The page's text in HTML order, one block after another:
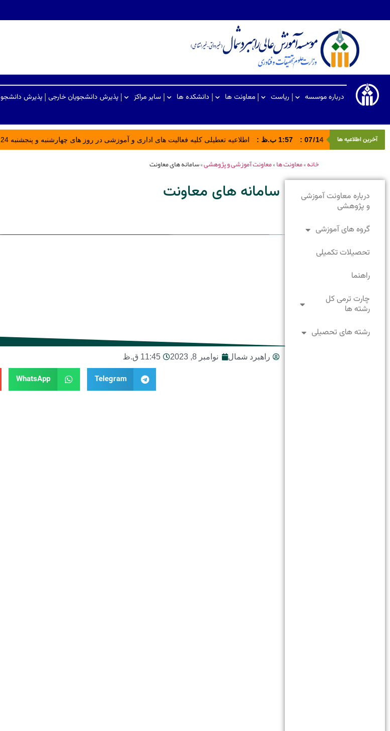
درباره موسسه ریاست معاونت ها دانشکده ها سایر مراکز پذیرش دانشجویان خارجی پذیرش دانشجو
آخرین اطلاعیه ها 14
/
07
: 1:57 ب.ظ : اطلاعیه تعطیلی کلیه فعالیت های اداری و آموزشی در روز های چهارشنبه و پنجشنبه 24 و 25 تیر ماه 1405
خانه»معاونت ها»معاونت آموزشی و پژوهشی»سامانه های معاونت
درباره معاونت آموزشی
و پژوهشی
گروه های آموزشی
تحصیلات تکمیلی
راهنما
چارت ترمی کل
رشته ها
رشته های تحصیلی
سامانه های معاونت
راهبرد شمال نوامبر 8, 2023 11:45 ق.ظ
Telegram
WhatsApp